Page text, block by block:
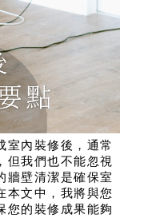
室內裝修後，通常
但我們也不能忽視
牆壁清潔是確保室
本文中，我將與您
您的裝修成果能夠